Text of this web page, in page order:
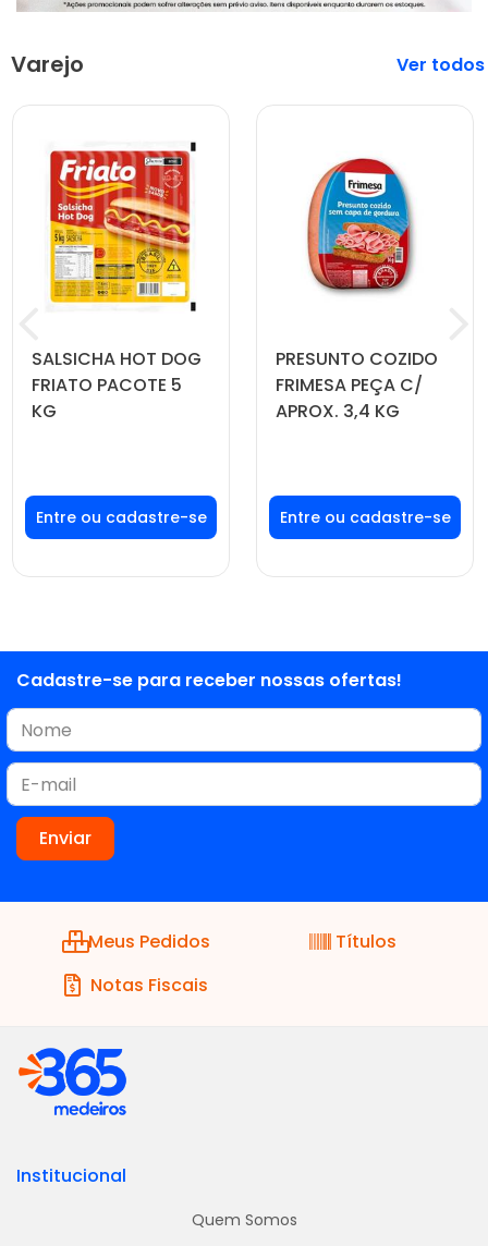
Varejo
SALSICHA HOT DOG
FRIATO PACOTE 5
KG
Faça seu login ou
cadastre-se para
ver preços e
PRESUNTO COZIDO
FRIMESA PEÇA C/
APROX. 3,4 KG
Faça seu login ou
cadastre-se para
ver preços e
Cadastre-se para receber nossas ofertas!
Meus Pedidos
Títulos
Notas Fiscais
Institucional
Quem Somos